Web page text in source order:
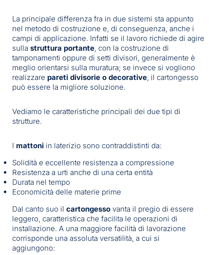
La principale differenza fra in due sistemi sta appunto
nel metodo di costruzione e, di conseguenza, anche i
campi di applicazione. Infatti se il lavoro richiede di agire
sulla struttura portante, con la costruzione di
tamponamenti oppure di setti divisori, generalmente è
meglio orientarsi sulla muratura; se invece si vogliono
realizzare pareti divisorie o decorative, il cartongesso
può essere la migliore soluzione.
Vediamo le caratteristiche principali dei due tipi di
strutture.
I mattoni in laterizio sono contraddistinti da:
Solidità e eccellente resistenza a compressione
Resistenza a urti anche di una certa entità
Durata nel tempo
Economicità delle materie prime
Dal canto suo il cartongesso vanta il pregio di essere
leggero, caratteristica che facilita le operazioni di
installazione. A una maggiore facilità di lavorazione
corrisponde una assoluta versatilità, a cui si
aggiungono: